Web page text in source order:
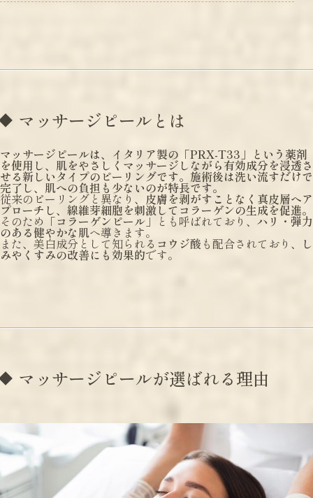
マッサージピールとは
マッサージピールは、イタリア製の「PRX-T33」という薬剤
を使用し、肌をやさしくマッサージしながら有効成分を浸透さ
せる新しいタイプのピーリングです。施術後は洗い流すだけで
完了し、肌への負担も少ないのが特長です。
従来のピーリングと異なり、 皮膚を剥がすことなく真皮層へア
プローチし、線維芽細胞を刺激してコラーゲンの生成を促進。
そのため「コラーゲンピール」とも呼ばれており、ハリ・弾力
のある健やかな肌へ導きます。
また、美白成分として知られる コウジ酸 も配合されており、 し
みやくすみの改善にも効果的です。
マッサージピールが選ばれる理由